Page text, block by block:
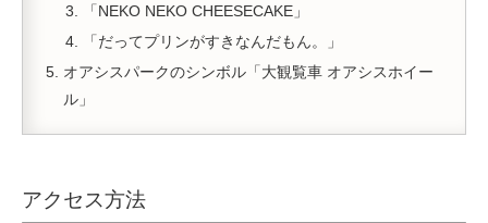
「NEKO NEKO CHEESECAKE」
「だってプリンがすきなんだもん。」
オアシスパークのシンボル「大観覧車 オアシスホイー
ル」
アクセス方法